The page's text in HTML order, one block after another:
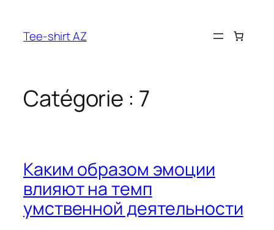
contenu
Tee-shirt AZ
Catégorie : 7
Каким образом эмоции
влияют на темп
умственной деятельности